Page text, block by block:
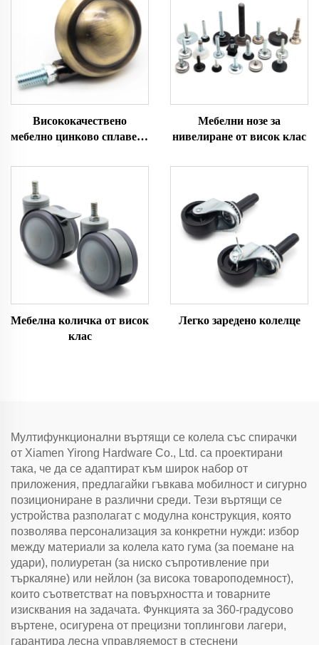
Висококачествено
мебелно цинково сплавено
Мебелни нозе за
нивелиране от висок клас
Мебелна количка от висок
клас
Легко заредено колелце
Мултифункционални въртящи се колела със спирачки
от Xiamen Yirong Hardware Co., Ltd. са проектирани
така, че да се адаптират към широк набор от
приложения, предлагайки гъвкава мобилност и сигурно
позициониране в различни среди. Тези въртящи се
устройства разполагат с модулна конструкция, която
позволява персонализация за конкретни нужди: избор
между материали за колела като гума (за поемане на
удари), полиуретан (за ниско съпротивление при
търкаляне) или нейлон (за висока товароподемност),
които съответстват на повърхността и товарните
изисквания на задачата. Функцията за 360-градусово
въртене, осигурена от прецизни топлингови лагери,
гарантира лесна управляемост в стеснени